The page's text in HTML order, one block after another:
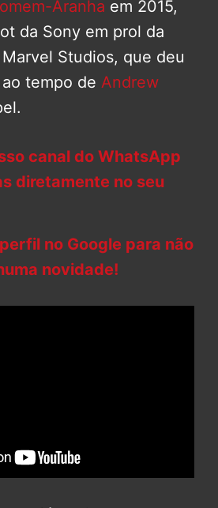
Aranha em 2015,
da Sony em prol da
Studios, que deu
tempo de Andrew
canal do WhatsApp
diretamente no seu
no Google para não
novidade!